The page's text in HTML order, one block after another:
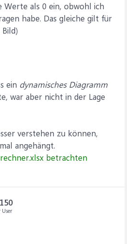
Werte als 0 ein, obwohl ich
habe. Das gleiche gilt für
ein dynamisches Diagramm
war aber nicht in der Lage
verstehen zu können,
angehängt.
betrachten
User